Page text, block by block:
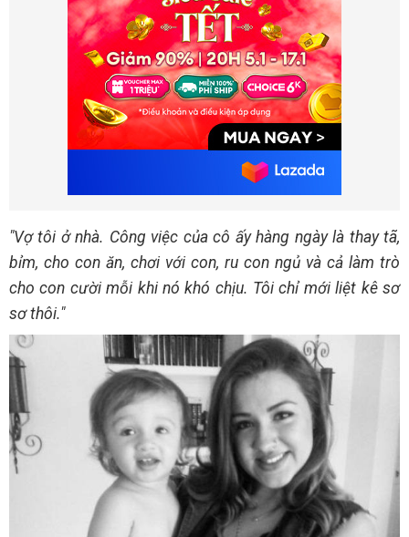
"Vợ tôi ở nhà. Công việc của cô ấy hàng ngày là thay tã,
bỉm, cho con ăn, chơi với con, ru con ngủ và cả làm trò
cho con cười mỗi khi nó khó chịu. Tôi chỉ mới liệt kê sơ
sơ thôi."